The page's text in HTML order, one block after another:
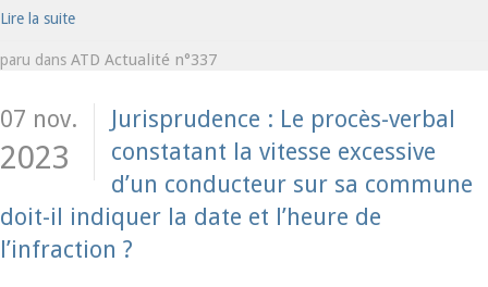
Lire la suite
paru dans ATD Actualité n°337
07 nov.
2023
Jurisprudence : Le procès-verbal
constatant la vitesse excessive
d’un conducteur sur sa commune
doit-il indiquer la date et l’heure de
l’infraction ?